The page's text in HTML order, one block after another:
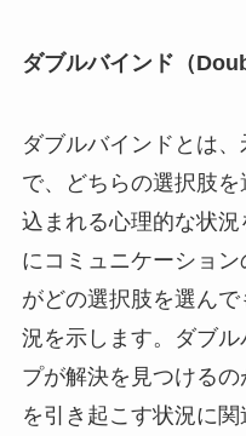
ダブルバインド（
ダブルバインドとは
で、どちらの選択肢
込まれる心理的な状
にコミュニケーショ
がどの選択肢を選ん
況を示します。ダブ
プが解決を見つける
を引き起こす状況に関